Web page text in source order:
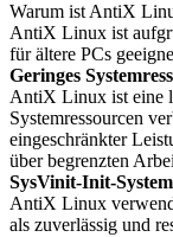
Warum ist AntiX
AntiX Linux ist
für ältere PCs
Geringes
AntiX Linux ist eine
Systemressourcen
eingeschränkter
über begrenzten
SysVinit-Init-System
AntiX Linux
als zuverlässig und